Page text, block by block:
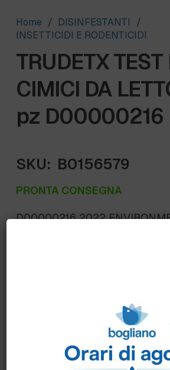
Home / DISINFESTANTI
/
INSETTICIDI E RODENTICIDI
TRUDETX TEST
CIMICI DA
pz D00000216
SKU: B0156579
PRONTA CONSEGNA
D00000216 2022
Come ordinare?